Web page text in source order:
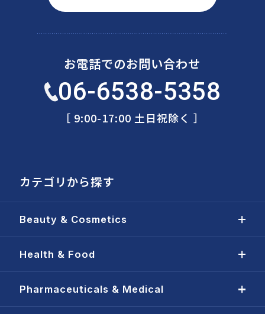
お電話でのお問い合わせ
06-6538-5358
［ 9:00-17:00 土日祝除く ］
カテゴリから探す
Beauty & Cosmetics
Health & Food
Pharmaceuticals & Medical